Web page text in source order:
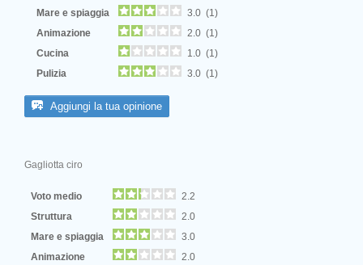
Mare e spiaggia
3.0 (1)
Animazione
2.0 (1)
Cucina
1.0 (1)
Pulizia
3.0 (1)
Aggiungi la tua opinione
Gagliotta ciro
Voto medio
2.2
Struttura
2.0
Mare e spiaggia
3.0
Animazione
2.0